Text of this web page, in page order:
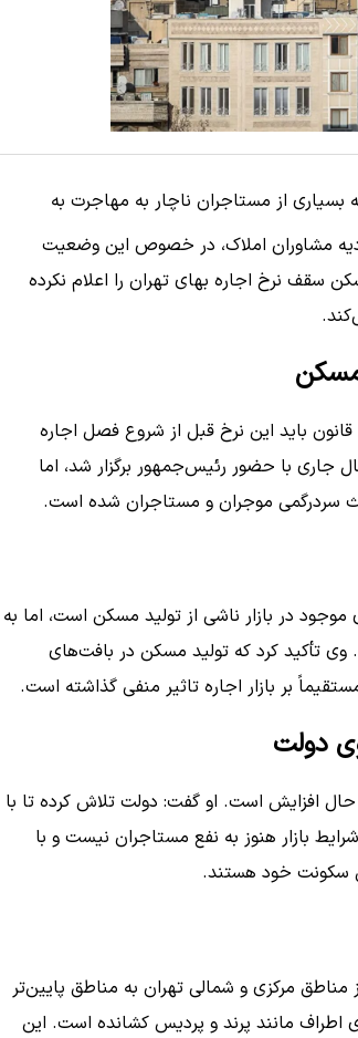
از مستاجران ناچار به مهاجرت به
مشاوران املاک، در خصوص این وضعیت
سقف نرخ اجاره بهای تهران را اعلام نکرده
مسکن
باید این نرخ قبل از شروع فصل اجاره
با حضور رئیس‌جمهور برگزار شد، اما
سردرگمی موجران و مستاجران شده است.
در بازار ناشی از تولید مسکن است، اما به
تأکید کرد که تولید مسکن در بافت‌های
بر بازار اجاره تاثیر منفی گذاشته است.
دولت
افزایش است. او گفت: دولت تلاش کرده تا با
بازار هنوز به نفع مستاجران نیست و با
سکونت خود هستند.
مرکزی و شمالی تهران به مناطق پایین‌تر
اطراف مانند پرند و پردیس کشانده است. این